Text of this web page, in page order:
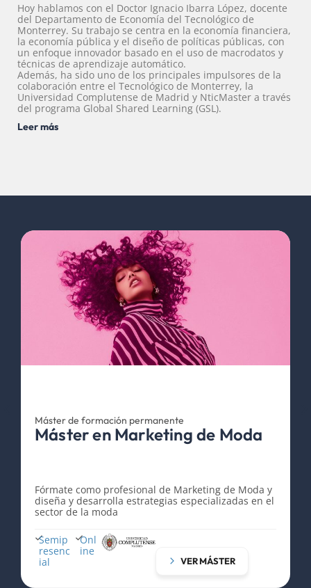
Hoy hablamos con el Doctor Ignacio Ibarra López, docente
del Departamento de Economía del Tecnológico de
Monterrey. Su trabajo se centra en la economía financiera,
la economía pública y el diseño de políticas públicas, con
un enfoque innovador basado en el uso de macrodatos y
técnicas de aprendizaje automático.
Además, ha sido uno de los principales impulsores de la
colaboración entre el Tecnológico de Monterrey, la
Universidad Complutense de Madrid y NticMaster a través
del programa Global Shared Learning (GSL).
Leer más
Máster de formación permanente
Máster en Marketing de Moda
Fórmate como profesional de Marketing de Moda y
diseña y desarrolla estrategias especializadas en el
sector de la moda​
Semip
resenc
ial
Onl
ine
VER MÁSTER